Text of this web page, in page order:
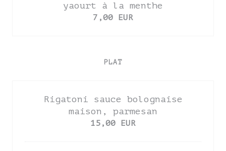
yaourt à la menthe
7,00 EUR
PLAT
Rigatoni sauce bolognaise
maison, parmesan
15,00 EUR